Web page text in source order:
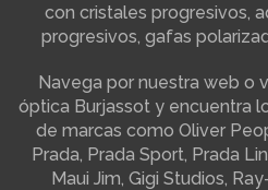
con cristales progresivos,
progresivos, gafas
Navega por nuestra web o
óptica Burjassot y encuentra
de marcas como Oliver
Prada, Prada Sport, Prada
Maui Jim, Gigi Studios,